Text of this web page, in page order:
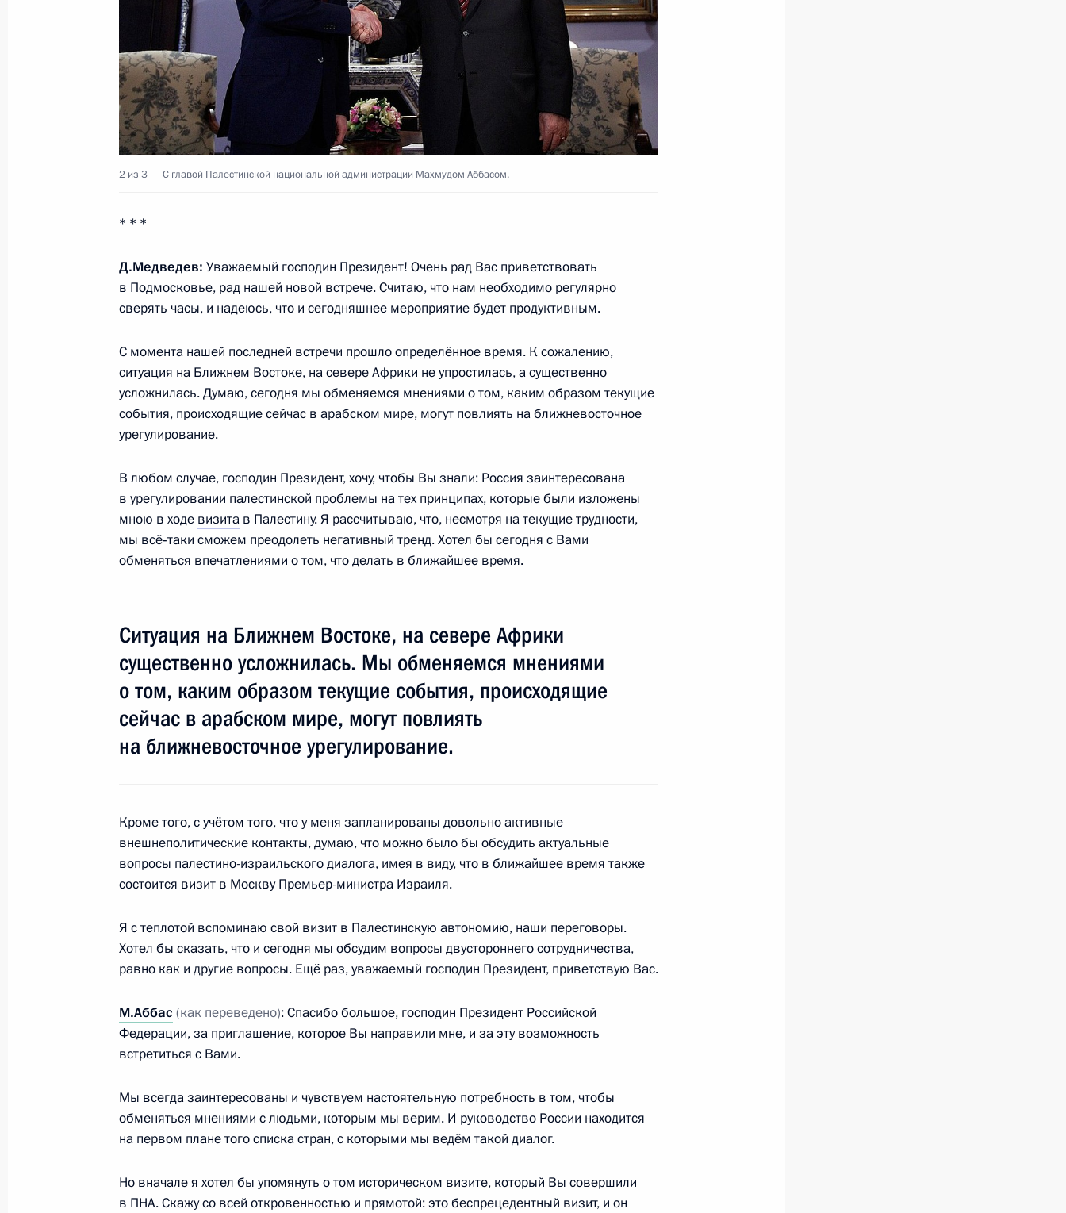
12 января 2012 года, 12:00
Встреча с главой Палестинской национальной администрации
(ПНА) Махмудом Аббасом
22 марта 2011 года, 16:00
Махмуд Аббас посетит Россию с рабочим визитом
18 января 2011 года
Визит в Палестину
Совместная пресс-конференция с Главой Палестинской
национальной администрации Махмудом Аббасом
Поздравительное послание Главе Палестинской национальной
администрации Махмуду Аббасу
15 ноября 2010 года, 10:00
31 марта 2010 года, 20:40
Встреча с главой Палестинской национальной администрации
26 января 2010 года, 16:00
Переговоры с главой Палестинской национальной
администрации Махмудом Аббасом
6 апреля 2009 года, 15:35
Телефонный разговор с главой Палестинской национальной
5 января 2009 года, 17:30
2 из 3 С главой Палестинской национальной администрации Махмудом Аббасом.
* * *
Д.Медведев: Уважаемый господин Президент! Очень рад Вас приветствовать
в Подмосковье, рад нашей новой встрече. Считаю, что нам необходимо регулярно
сверять часы, и надеюсь, что и сегодняшнее мероприятие будет продуктивным.
С момента нашей последней встречи прошло определённое время. К сожалению,
ситуация на Ближнем Востоке, на севере Африки не упростилась, а существенно
усложнилась. Думаю, сегодня мы обменяемся мнениями о том, каким образом текущие
события, происходящие сейчас в арабском мире, могут повлиять на ближневосточное
урегулирование.
В любом случае, господин Президент, хочу, чтобы Вы знали: Россия заинтересована
в урегулировании палестинской проблемы на тех принципах, которые были изложены
мною в ходе визита в Палестину. Я рассчитываю, что, несмотря на текущие трудности,
мы всё‑таки сможем преодолеть негативный тренд. Хотел бы сегодня с Вами
обменяться впечатлениями о том, что делать в ближайшее время.
Ситуация на Ближнем Востоке, на севере Африки
существенно усложнилась. Мы обменяемся мнениями
о том, каким образом текущие события, происходящие
сейчас в арабском мире, могут повлиять
на ближневосточное урегулирование.
Кроме того, с учётом того, что у меня запланированы довольно активные
внешнеполитические контакты, думаю, что можно было бы обсудить актуальные
вопросы палестино-израильского диалога, имея в виду, что в ближайшее время также
состоится визит в Москву Премьер-министра Израиля.
Я с теплотой вспоминаю свой визит в Палестинскую автономию, наши переговоры.
Хотел бы сказать, что и сегодня мы обсудим вопросы двустороннего сотрудничества,
равно как и другие вопросы. Ещё раз, уважаемый господин Президент, приветствую Вас.
М.Аббас (как переведено): Спасибо большое, господин Президент Российской
Федерации, за приглашение, которое Вы направили мне, и за эту возможность
встретиться с Вами.
Мы всегда заинтересованы и чувствуем настоятельную потребность в том, чтобы
обменяться мнениями с людьми, которым мы верим. И руководство России находится
на первом плане того списка стран, с которыми мы ведём такой диалог.
Но вначале я хотел бы упомянуть о том историческом визите, который Вы совершили
в ПНА. Скажу со всей откровенностью и прямотой: это беспрецедентный визит, и он